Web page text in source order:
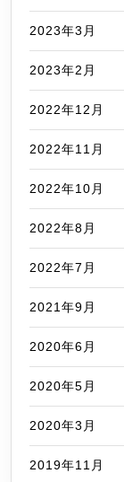
2023年3月
2023年2月
2022年12月
2022年11月
2022年10月
2022年8月
2022年7月
2021年9月
2020年6月
2020年5月
2020年3月
2019年11月